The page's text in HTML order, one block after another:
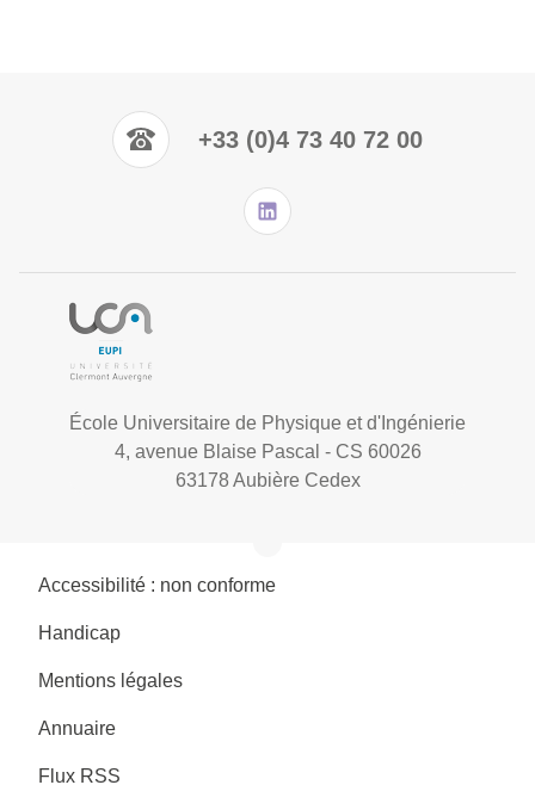
+33 (0)4 73 40 72 00
École Universitaire de Physique et d'Ingénierie
4, avenue Blaise Pascal - CS 60026
63178 Aubière Cedex
Accessibilité : non conforme
Handicap
Mentions légales
Annuaire
Flux RSS